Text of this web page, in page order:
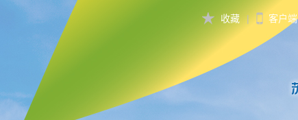
收藏 | 客户端